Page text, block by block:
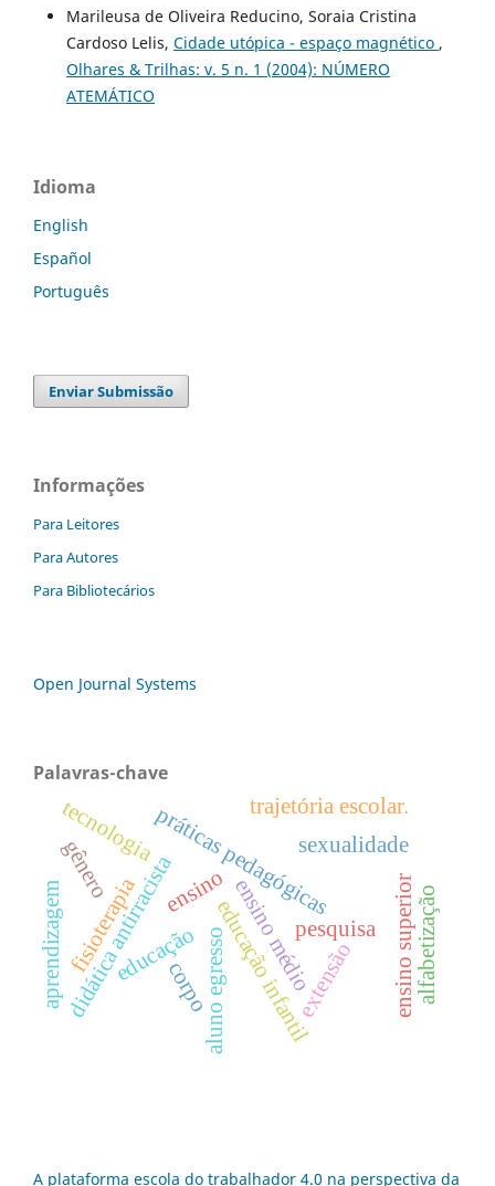
Marileusa de Oliveira Reducino, Soraia Cristina
Cardoso Lelis, Cidade utópica - espaço magnético ,
Olhares & Trilhas: v. 5 n. 1 (2004): NÚMERO
ATEMÁTICO
Idioma
English
Español
Português
Enviar Submissão
Informações
Para Leitores
Para Autores
Para Bibliotecários
Open Journal Systems
Palavras-chave
educação
corpo
ensino
pesquisa
extensão
práticas pedagógicas
didática antirracista educação infantil
trajetória escolar.
ensino superior
aluno egresso
fisioterapia alfabetização
gênero sexualidade
tecnologia
aprendizagem ensino médio
A plataforma escola do trabalhador 4.0 na perspectiva da